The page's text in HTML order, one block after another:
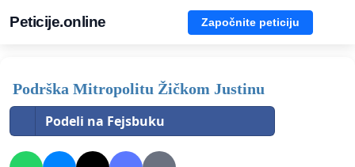
Peticije.online Započnite peticiju
Podrška Mitropolitu Žičkom Justinu
Podeli na Fejsbuku